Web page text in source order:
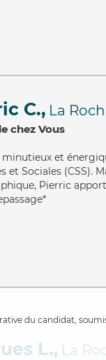
C., La
chez Vous
minutieux et
et Sociales (CSS).
Pierric
du candidat,
L., La